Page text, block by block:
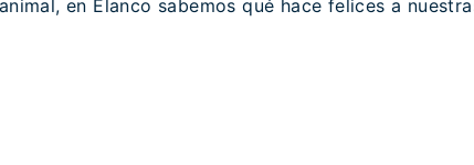
en Elanco sabemos qué hace felices a